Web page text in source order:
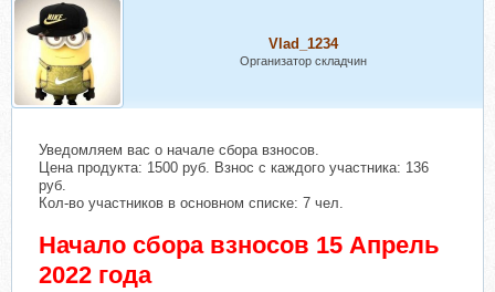
Vlad_1234
Организатор складчин
Уведомляем вас о начале сбора взносов.
Цена продукта: 1500 руб. Взнос с каждого участника: 136
руб.
Кол-во участников в основном списке: 7 чел.
Начало сбора взносов 15 Апрель
2022 года